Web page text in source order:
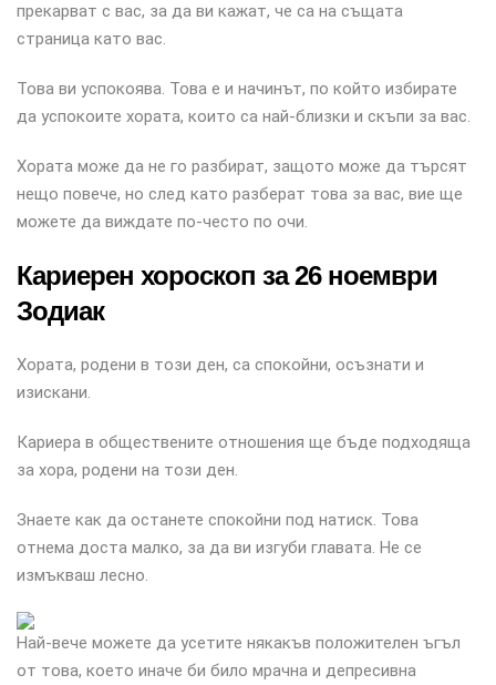
прекарват с вас, за да ви кажат, че са на същата
страница като вас.
Това ви успокоява. Това е и начинът, по който избирате
да успокоите хората, които са най-близки и скъпи за вас.
Хората може да не го разбират, защото може да търсят
нещо повече, но след като разберат това за вас, вие ще
можете да виждате по-често по очи.
Кариерен хороскоп за 26 ноември
Зодиак
Хората, родени в този ден, са спокойни, осъзнати и
изискани.
Кариера в обществените отношения ще бъде подходяща
за хора, родени на този ден.
Знаете как да останете спокойни под натиск. Това
отнема доста малко, за да ви изгуби главата. Не се
измъкваш лесно.
Най-вече можете да усетите някакъв положителен ъгъл
от това, което иначе би било мрачна и депресивна